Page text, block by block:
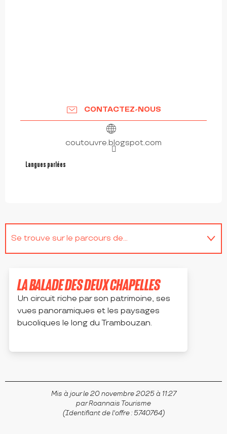
CONTACTEZ-NOUS
coutouvre.blogspot.com
Langues parlées
Langues parlées
Se trouve sur le parcours de...
Est une étape de ...
LA BALADE DES DEUX CHAPELLES
Un circuit riche par son patrimoine, ses
vues panoramiques et les paysages
bucoliques le long du Trambouzan.
Mis à jour le 20 novembre 2025 à 11:27
par Roannais Tourisme
(Identifiant de l'offre : 5740764)